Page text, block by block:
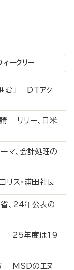
ィークリー
む」 DTアク
リリー、日米
マ、会計処理の
ス・浦田社長
、24年公表の
起 25年度は19
MSDのエヌ